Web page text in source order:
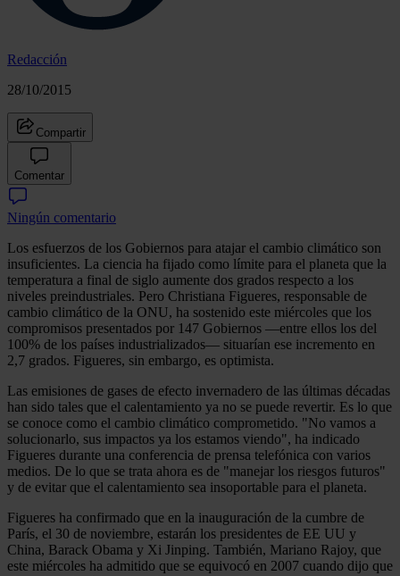
Redacción
28/10/2015
Compartir
Comentar
Ningún comentario
Los esfuerzos de los Gobiernos para atajar el cambio climático son
insuficientes. La ciencia ha fijado como límite para el planeta que la
temperatura a final de siglo aumente dos grados respecto a los
niveles preindustriales. Pero Christiana Figueres, responsable de
cambio climático de la ONU, ha sostenido este miércoles que los
compromisos presentados por 147 Gobiernos —entre ellos los del
100% de los países industrializados— situarían ese incremento en
2,7 grados. Figueres, sin embargo, es optimista.
Las emisiones de gases de efecto invernadero de las últimas décadas
han sido tales que el calentamiento ya no se puede revertir. Es lo que
se conoce como el cambio climático comprometido. "No vamos a
solucionarlo, sus impactos ya los estamos viendo", ha indicado
Figueres durante una conferencia de prensa telefónica con varios
medios. De lo que se trata ahora es de "manejar los riesgos futuros"
y de evitar que el calentamiento sea insoportable para el planeta.
Figueres ha confirmado que en la inauguración de la cumbre de
París, el 30 de noviembre, estarán los presidentes de EE UU y
China, Barack Obama y Xi Jinping. También, Mariano Rajoy, que
este miércoles ha admitido que se equivocó en 2007 cuando dijo que